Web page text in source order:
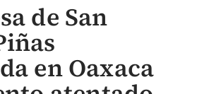
de San
en Oaxaca